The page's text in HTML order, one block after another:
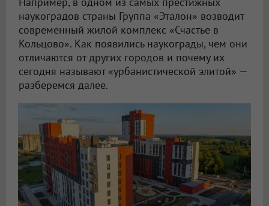
наукоградов страны Группа «Эталон» возводит
современный жилой комплекс «Счастье в
Кольцово». Как появились наукограды, чем они
отличаются от других городов и почему их
сегодня называют «урбанистической элитой» —
разберемся далее.